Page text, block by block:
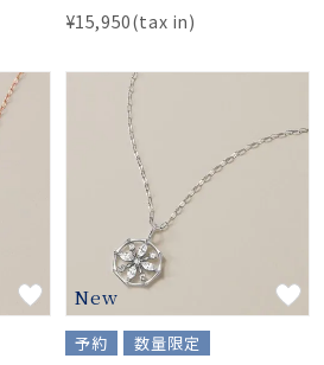
¥15,950(tax in)
New
予約 数量限定